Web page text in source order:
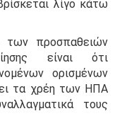
λίγο κάτω
των προσπαθειών
είναι ότι
ορισμένων
τα χρέη των ΗΠΑ
τους